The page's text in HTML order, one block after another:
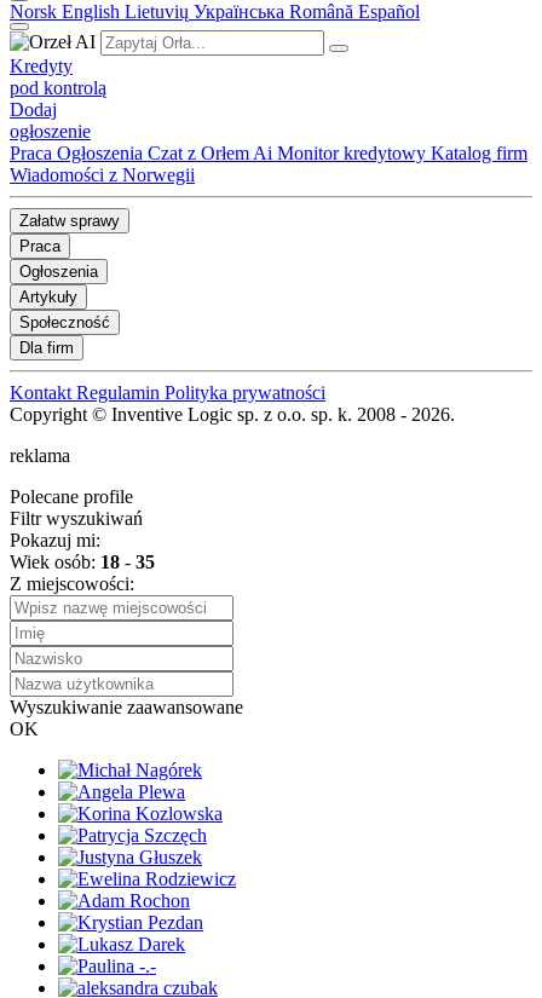
Norsk English Lietuvių Українська Română Español
Kredyty
pod kontrolą
Dodaj
ogłoszenie
Praca Ogłoszenia Czat z Orłem Ai Monitor kredytowy Katalog firm
Wiadomości z Norwegii
Załatw sprawy
Praca
Ogłoszenia
Artykuły
Społeczność
Dla firm
Kontakt Regulamin Polityka prywatności
Copyright © Inventive Logic sp. z o.o. sp. k. 2008 - 2026.
reklama
Polecane profile
Filtr wyszukiwań
Pokazuj mi:
Wiek osób: 18 - 35
Z miejscowości:
Wyszukiwanie zaawansowane
OK